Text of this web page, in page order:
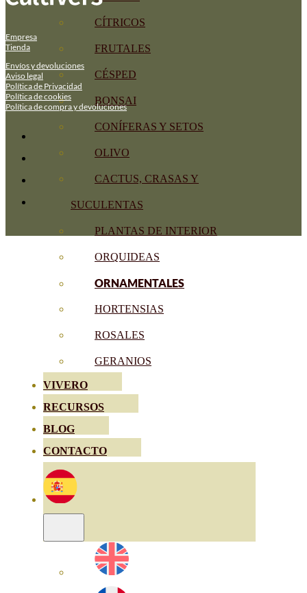
CÍTRICOS
FRUTALES
CÉSPED
BONSAI
CONÍFERAS Y SETOS
OLIVO
CACTUS, CRASAS Y
SUCULENTAS
PLANTAS DE INTERIOR
ORQUIDEAS
ORNAMENTALES
HORTENSIAS
ROSALES
GERANIOS
VIVERO
RECURSOS
BLOG
CONTACTO
Empresa
Tienda
Envíos y devoluciones
Aviso legal
Política de Privacidad
Política de cookies
Política de compra y devoluciones